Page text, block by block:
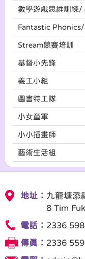
數學遊戲思維訓練/
Fantastic
Stream競賽培訓
基督小先鋒
義工小組
圖書特工隊
小女童軍
小小插畫師
藝術生活組
地址： 九龍塘添
8 Tim
電話： 2336
傳真： 2336